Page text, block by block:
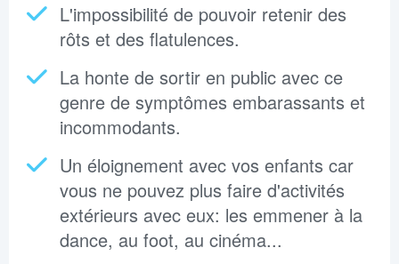
L'impossibilité de pouvoir retenir des
rôts et des flatulences.
La honte de sortir en public avec ce
genre de symptômes embarassants et
incommodants.
Un éloignement avec vos enfants car
vous ne pouvez plus faire d'activités
extérieurs avec eux: les emmener à la
dance, au foot, au cinéma...